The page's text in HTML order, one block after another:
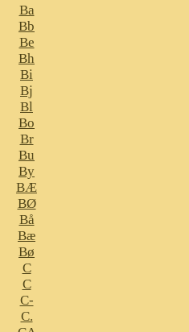
Ba
Bb
Be
Bh
Bi
Bj
Bl
Bo
Br
Bu
By
BÆ
BØ
Bå
Bæ
Bø
C
C
C-
C.